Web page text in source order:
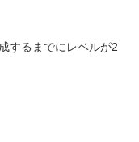
するまでにレベルが2